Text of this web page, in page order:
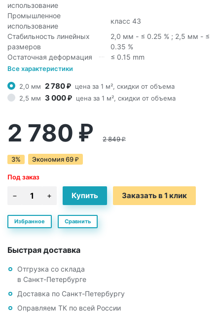
использование
Промышленное
использование
класс 43
Стабильность линейных
размеров
2,0 мм - ≤ 0.25 % ; 2,5 мм - ≤
0.35 %
Остаточная деформация
≤ 0.15 mm
Все характеристики
2,0 мм 2 780 ₽
цена за 1 м², скидки от объема
2,5 мм
3 000 ₽ цена за 1 м², скидки от объема
2 780 ₽ 2 849₽
3% Экономия69 ₽
Под заказ
Заказать в 1 клик
Избранное Сравнить
Быстрая доставка
Отгрузка со склада
в Санкт-Петербурге
Доставка по Санкт-Петербургу
Оправляем ТК по всей России